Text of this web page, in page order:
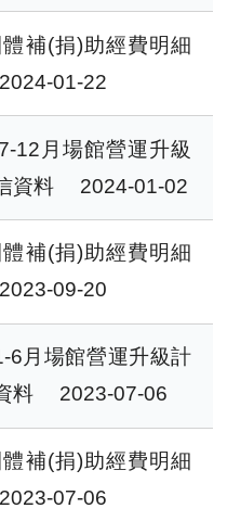
補(捐)助經費明細
2024-01-22
12月場館營運升級
資料
2024-01-02
補(捐)助經費明細
2023-09-20
6月場館營運升級計
料
2023-07-06
補(捐)助經費明細
2023-07-06